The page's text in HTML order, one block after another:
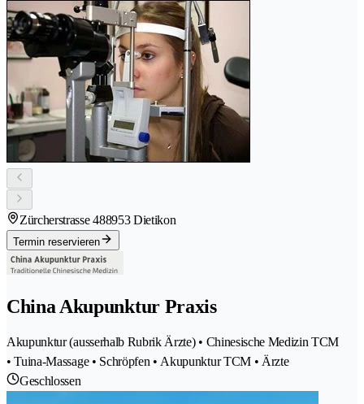
Zürcherstrasse 488953 Dietikon
Termin reservieren
China Akupunktur Praxis
Akupunktur (ausserhalb Rubrik Ärzte) • Chinesische Medizin TCM
• Tuina-Massage • Schröpfen • Akupunktur TCM • Ärzte
Geschlossen